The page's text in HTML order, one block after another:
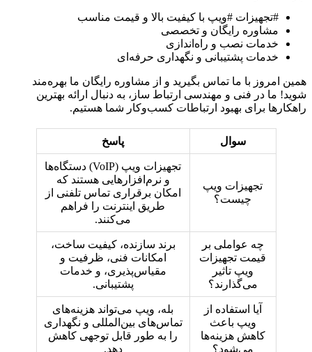
#تجهیزات #ویپ با کیفیت بالا و قیمت مناسب
مشاوره رایگان و تخصصی
خدمات نصب و راه‌اندازی
خدمات پشتیبانی و نگهداری حرفه‌ای
همین امروز با ما تماس بگیرید و از مشاوره رایگان ما بهره‌مند
شوید! ما در فنی و مهندسی ارتباط ساز، به دنبال ارائه بهترین
راهکارها برای بهبود ارتباطات کسب‌وکار شما هستیم.
سوال پاسخ
تجهیزات ویپ
چیست؟
تجهیزات ویپ (VoIP) دستگاه‌ها
و نرم‌افزارهایی هستند که
امکان برقراری تماس تلفنی از
طریق اینترنت را فراهم
می‌کنند.
چه عواملی بر
قیمت تجهیزات
ویپ تاثیر
می‌گذارند؟
برند سازنده، کیفیت ساخت،
امکانات فنی، ظرفیت و
مقیاس‌پذیری، و خدمات
پشتیبانی.
آیا استفاده از
ویپ باعث
کاهش هزینه‌ها
می‌شود؟
بله، ویپ می‌تواند هزینه‌های
تماس‌های بین‌المللی و نگهداری
را به طور قابل توجهی کاهش
دهد.